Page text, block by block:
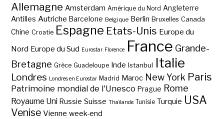
Allemagne Amsterdam Amérique du Nord Angleterre
Antilles Autriche Barcelone Belgique Berlin Bruxelles Canada
Chine Croatie Espagne Etats-Unis Europe du
Nord Europe du Sud Eurostar Florence France Grande-
Bretagne Grèce Guadeloupe Inde Istanbul Italie
Londres Londres en Eurostar Madrid Maroc New York Paris
Patrimoine mondial de l'Unesco Prague Rome
Royaume Uni Russie Suisse Thaïlande Tunisie Turquie USA
Venise Vienne week-end